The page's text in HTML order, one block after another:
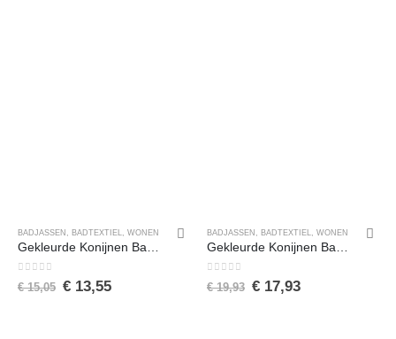
BADJASSEN , BADTEXTIEL, WONEN
Gekleurde Konijnen Badjas voor Jongens en Meisjes – Kinderbadjas – Gekleurde Badjas – Katoenen Badjas – Blauw en Wit – 3/4 Jaar
0 van de 5
€15,05 €13,55
BADJASSEN , BADTEXTIEL, WONEN
Gekleurde Konijnen Badjas voor Jongens en Meisjes – Kinderbadjas – Gekleurde Badjas – Katoenen Badjas – Licht Roze en Wit – 5/6 Jaar
0 van de 5
€19,93 €17,93